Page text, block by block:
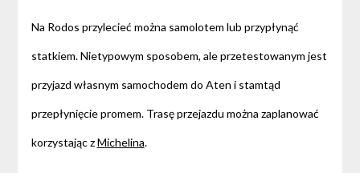
Na Rodos przylecieć można samolotem lub przypłynąć
statkiem. Nietypowym sposobem, ale przetestowanym jest
przyjazd własnym samochodem do Aten i stamtąd
przepłynięcie promem. Trasę przejazdu można zaplanować
korzystając zMichelina.